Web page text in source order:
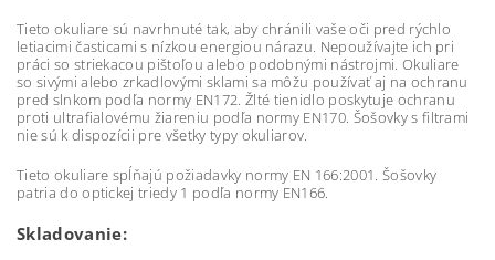
Tieto okuliare sú navrhnuté tak, aby chránili vaše oči pred rýchlo
letiacimi časticami s nízkou energiou nárazu. Nepoužívajte ich pri
práci so striekacou pištoľou alebo podobnými nástrojmi. Okuliare
so sivými alebo zrkadlovými sklami sa môžu používať aj na ochranu
pred slnkom podľa normy EN172. Žlté tienidlo poskytuje ochranu
proti ultrafialovému žiareniu podľa normy EN170. Šošovky s filtrami
nie sú k dispozícii pre všetky typy okuliarov.
Tieto okuliare spĺňajú požiadavky normy EN 166:2001. Šošovky
patria do optickej triedy 1 podľa normy EN166.
Skladovanie: